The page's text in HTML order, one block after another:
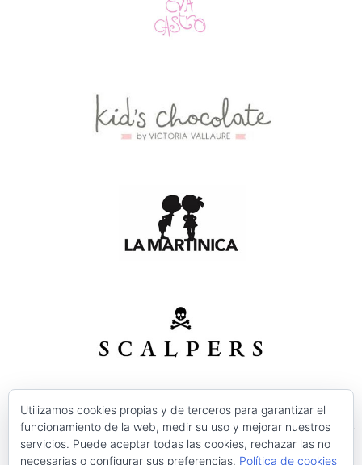
© 2026 Modas Isabel - C/ Verónica Nº 30 - CP. 30520 -
Jumilla (Murcia)
Utilizamos cookies propias y de terceros para garantizar el
funcionamiento de la web, medir su uso y mejorar nuestros
servicios. Puede aceptar todas las cookies, rechazar las no
necesarias o configurar sus preferencias. Política de cookies